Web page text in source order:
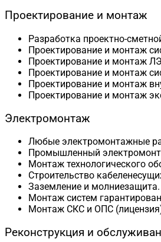
Проектирование и монтаж
Разработка проектно-
Проектирование и монтаж
Проектирование и монтаж
Проектирование и монтаж
Проектирование и монтаж
Проектирование и монтаж
Электромонтаж
Любые электромонтажные
Промышленный
Монтаж технологического
Строительство
Заземление и молниезащита.
Монтаж систем
Монтаж СКС и ОПС
Реконструкция и